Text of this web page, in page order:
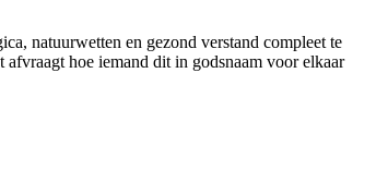
natuurwetten en gezond verstand compleet te
hoe iemand dit in godsnaam voor elkaar